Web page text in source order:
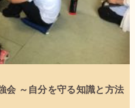
会 ～自分を守る知識と方法